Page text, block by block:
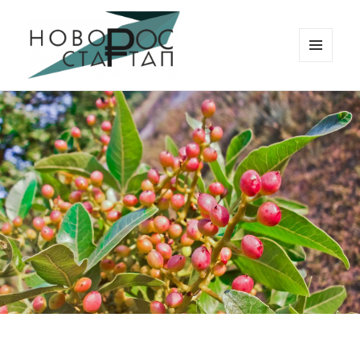
Новорос Стартап
ВИДЖЕТЫ